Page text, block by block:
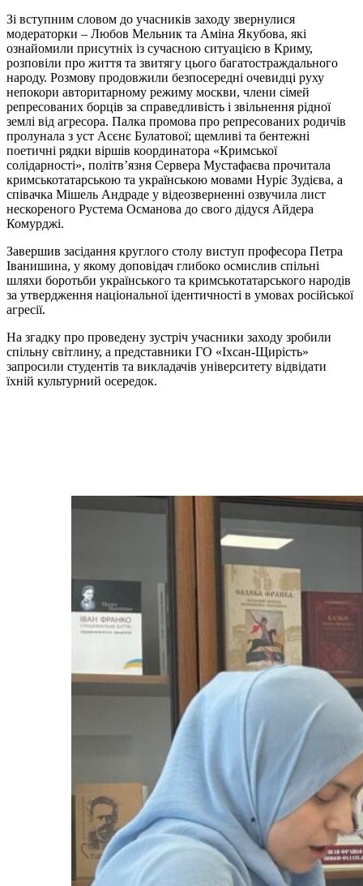
Зі вступним словом до учасників заходу звернулися
модераторки – Любов Мельник та Аміна Якубова, які
ознайомили присутніх із сучасною ситуацією в Криму,
розповіли про життя та звитягу цього багатостраждального
народу. Розмову продовжили безпосередні очевидці руху
непокори авторитарному режиму москви, члени сімей
репресованих борців за справедливість і звільнення рідної
землі від агресора. Палка промова про репресованих родичів
пролунала з уст Асєнє Булатової; щемливі та бентежні
поетичні рядки віршів координатора «Кримської
солідарності», політв’язня Сервера Мустафаєва прочитала
кримськотатарською та українською мовами Нуріє Зудієва, а
співачка Мішель Андраде у відеозверненні озвучила лист
нескореного Рустема Османова до свого дідуся Айдера
Комурджі.
Завершив засідання круглого столу виступ професора Петра
Іванишина, у якому доповідач глибоко осмислив спільні
шляхи боротьби українського та кримськотатарського народів
за утвердження національної ідентичності в умовах російської
агресії.
На згадку про проведену зустріч учасники заходу зробили
спільну світлину, а представники ГО «Іхсан-Щирість»
запросили студентів та викладачів університету відвідати
їхній культурний осередок.